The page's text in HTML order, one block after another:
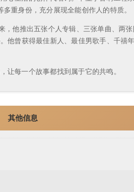
重身份，充分展现全能创作人的特质。
他推出五张个人专辑、三张单曲、
曾获得最佳新人、最佳男歌手、千禧
让每一个故事都找到属于它的共鸣。
其他信息